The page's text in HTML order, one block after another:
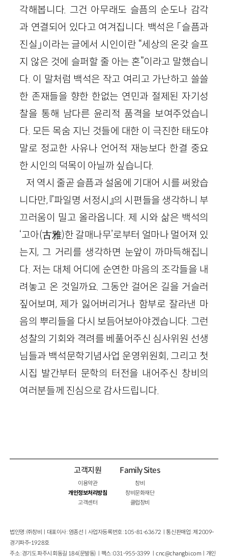
각해봅니다. 그건 아무래도 슬픔의 순도나 감각
과 연결되어 있다고 여겨집니다. 백석은 「슬픔과
진실」이라는 글에서 시인이란 “세상의 온갖 슬프
지 않은 것에 슬퍼할 줄 아는 혼”이라고 말했습니
다. 이 말처럼 백석은 작고 여리고 가난하고 쓸쓸
한 존재들을 향한 한없는 연민과 절제된 자기성
찰을 통해 남다른 윤리적 품격을 보여주었습니
다. 모든 목숨 지닌 것들에 대한 이 극진한 태도야
말로 정교한 사유나 언어적 재능보다 한결 중요
한 시인의 덕목이 아닐까 싶습니다.
저 역시 줄곧 슬픔과 설움에 기대어 시를 써왔습
니다만, 『파일명 서정시』의 시편들을 생각하니 부
끄러움이 밀고 올라옵니다. 제 시와 삶은 백석의
‘고아(古雅)한 갈매나무’로부터 얼마나 멀어져 있
는지, 그 거리를 생각하면 눈앞이 까마득해집니
다. 저는 대체 어디에 순연한 마음의 조각들을 내
려놓고 온 것일까요. 그동안 걸어온 길을 거슬러
짚어보며, 제가 잃어버리거나 함부로 잘라낸 마
음의 뿌리들을 다시 보듬어보아야겠습니다. 그런
성찰의 기회와 격려를 베풀어주신 심사위원 선생
님들과 백석문학기념사업 운영위원회, 그리고 첫
시집 발간부터 문학의 터전을 내어주신 창비의
여러분들께 진심으로 감사드립니다.
고객지원
이용약관
개인정보처리방침
고객센터
Family Sites
창비
창비문화재단
클럽창비
법인명 : ㈜창비ㅣ대표이사 : 염종선ㅣ사업자등록번호 : 105-81-63672ㅣ통신판매업 : 제 2009-
경기파주-1928호
주소 : 경기도 파주시 회동길 184(문발동)ㅣ팩스 : 031-955-3399 ㅣcnc@changbi.com ㅣ개인